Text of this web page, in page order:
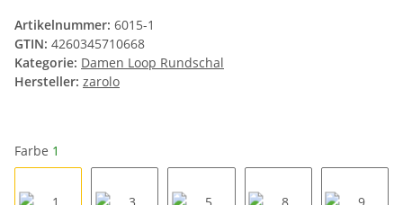
Artikelnummer: 6015-1
GTIN: 4260345710668
Kategorie: Damen Loop Rundschal
Hersteller: zarolo
Farbe 1